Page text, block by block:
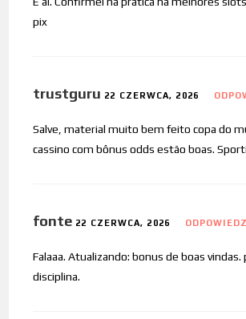
pix
trustguru 22 CZERWCA, 2026
Salve, material muito bem feito copa do
cassino com bônus odds estão boas.
fonte 22 CZERWCA, 2026 ODPOWIEDZ
Falaaa. Atualizando: bonus de boas
disciplina.